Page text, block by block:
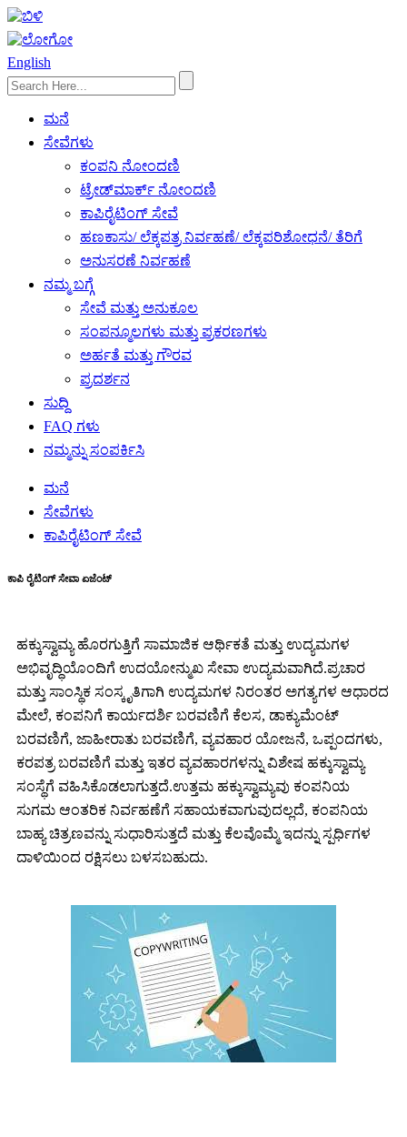
English
ಮನೆ
ಸೇವೆಗಳು
ಕಂಪನಿ ನೋಂದಣಿ
ಟ್ರೇಡ್‌ಮಾರ್ಕ್ ನೋಂದಣಿ
ಕಾಪಿರೈಟಿಂಗ್ ಸೇವೆ
ಹಣಕಾಸು/ ಲೆಕ್ಕಪತ್ರ ನಿರ್ವಹಣೆ/ ಲೆಕ್ಕಪರಿಶೋಧನೆ/ ತೆರಿಗೆ
ಅನುಸರಣೆ ನಿರ್ವಹಣೆ
ನಮ್ಮ ಬಗ್ಗೆ
ಸೇವೆ ಮತ್ತು ಅನುಕೂಲ
ಸಂಪನ್ಮೂಲಗಳು ಮತ್ತು ಪ್ರಕರಣಗಳು
ಅರ್ಹತೆ ಮತ್ತು ಗೌರವ
ಪ್ರದರ್ಶನ
ಸುದ್ದಿ
FAQ ಗಳು
ನಮ್ಮನ್ನು ಸಂಪರ್ಕಿಸಿ
ಮನೆ
ಸೇವೆಗಳು
ಕಾಪಿರೈಟಿಂಗ್ ಸೇವೆ
ಕಾಪಿ ರೈಟಿಂಗ್ ಸೇವಾ ಏಜೆಂಟ್
ಹಕ್ಕುಸ್ವಾಮ್ಯ ಹೊರಗುತ್ತಿಗೆ ಸಾಮಾಜಿಕ ಆರ್ಥಿಕತೆ ಮತ್ತು ಉದ್ಯಮಗಳ
ಅಭಿವೃದ್ಧಿಯೊಂದಿಗೆ ಉದಯೋನ್ಮುಖ ಸೇವಾ ಉದ್ಯಮವಾಗಿದೆ.ಪ್ರಚಾರ
ಮತ್ತು ಸಾಂಸ್ಥಿಕ ಸಂಸ್ಕೃತಿಗಾಗಿ ಉದ್ಯಮಗಳ ನಿರಂತರ ಅಗತ್ಯಗಳ ಆಧಾರದ
ಮೇಲೆ, ಕಂಪನಿಗೆ ಕಾರ್ಯದರ್ಶಿ ಬರವಣಿಗೆ ಕೆಲಸ, ಡಾಕ್ಯುಮೆಂಟ್
ಬರವಣಿಗೆ, ಜಾಹೀರಾತು ಬರವಣಿಗೆ, ವ್ಯವಹಾರ ಯೋಜನೆ, ಒಪ್ಪಂದಗಳು,
ಕರಪತ್ರ ಬರವಣಿಗೆ ಮತ್ತು ಇತರ ವ್ಯವಹಾರಗಳನ್ನು ವಿಶೇಷ ಹಕ್ಕುಸ್ವಾಮ್ಯ
ಸಂಸ್ಥೆಗೆ ವಹಿಸಿಕೊಡಲಾಗುತ್ತದೆ.ಉತ್ತಮ ಹಕ್ಕುಸ್ವಾಮ್ಯವು ಕಂಪನಿಯ
ಸುಗಮ ಆಂತರಿಕ ನಿರ್ವಹಣೆಗೆ ಸಹಾಯಕವಾಗುವುದಲ್ಲದೆ, ಕಂಪನಿಯ
ಬಾಹ್ಯ ಚಿತ್ರಣವನ್ನು ಸುಧಾರಿಸುತ್ತದೆ ಮತ್ತು ಕೆಲವೊಮ್ಮೆ ಇದನ್ನು ಸ್ಪರ್ಧಿಗಳ
ದಾಳಿಯಿಂದ ರಕ್ಷಿಸಲು ಬಳಸಬಹುದು.